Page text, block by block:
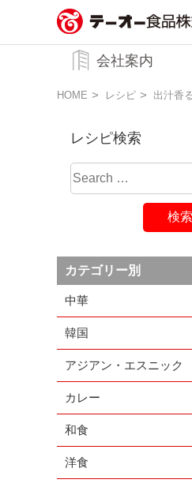
務用調味料・香辛料メーカー
ー食品株式会社
会社案内
HOME レシピ 出汁香
レシピ検索
カテゴリー別
中華
韓国
アジアン・エスニック
カレー
和食
洋食